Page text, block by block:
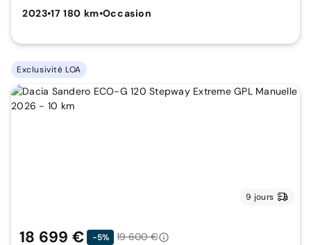
2023•17 180 km•Occasion
Exclusivité LOA
9 jours
18 699 € -5%
19 600 €